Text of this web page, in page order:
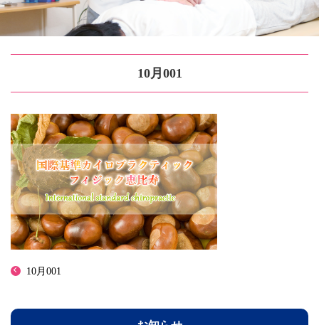
10月001
10月001